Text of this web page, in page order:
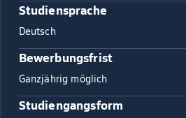
Studiensprache
Deutsch
Bewerbungsfrist
Ganzjährig möglich
Studiengangsform